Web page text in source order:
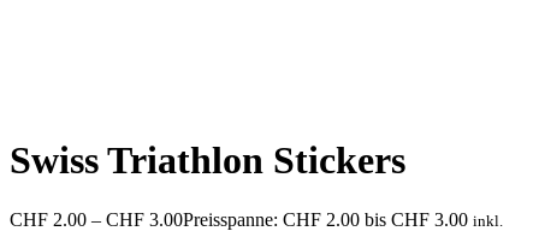
Swiss Triathlon Stickers
CHF 2.00 – CHF 3.00Preisspanne: CHF 2.00 bis CHF 3.00 inkl.